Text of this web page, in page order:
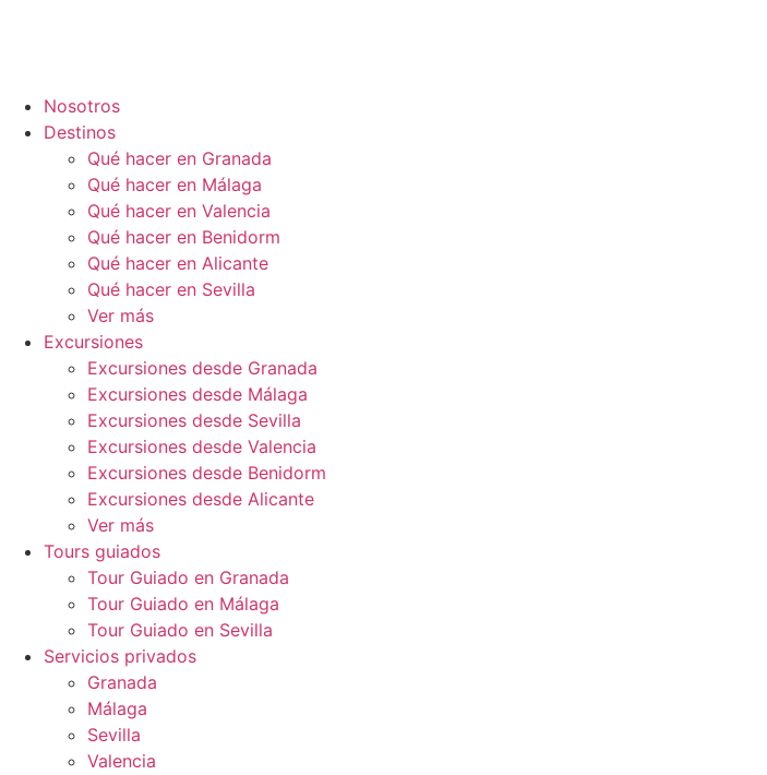
Nosotros
Destinos
Qué hacer en Granada
Qué hacer en Málaga
Qué hacer en Valencia
Qué hacer en Benidorm
Qué hacer en Alicante
Qué hacer en Sevilla
Ver más
Excursiones
Excursiones desde Granada
Excursiones desde Málaga
Excursiones desde Sevilla
Excursiones desde Valencia
Excursiones desde Benidorm
Excursiones desde Alicante
Ver más
Tours guiados
Tour Guiado en Granada
Tour Guiado en Málaga
Tour Guiado en Sevilla
Servicios privados
Granada
Málaga
Sevilla
Valencia